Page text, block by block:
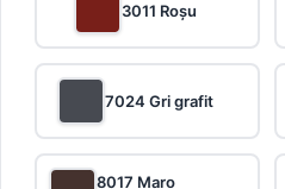
3011 Roșu
7024 Gri grafit
8017 Maro